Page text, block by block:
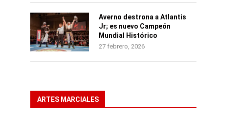
Averno destrona a Atlantis
Jr; es nuevo Campeón
Mundial Histórico
27 febrero, 2026
ARTES MARCIALES